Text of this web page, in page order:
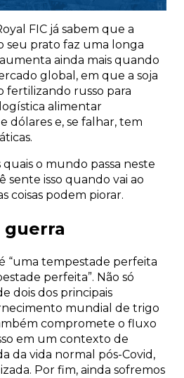
FIC já sabem que a
seu prato faz uma longa
ainda mais quando
global, em que a soja
fertilizando russo para
alimentar
dólares e, se falhar, tem
o mundo passa neste
sente isso quando vai ao
coisas podem piorar.
guerra
“uma tempestade perfeita
perfeita”. Não só
dois dos principais
mundial de trigo
compromete o fluxo
em um contexto de
da vida normal pós-Covid,
Por fim, ainda sofremos